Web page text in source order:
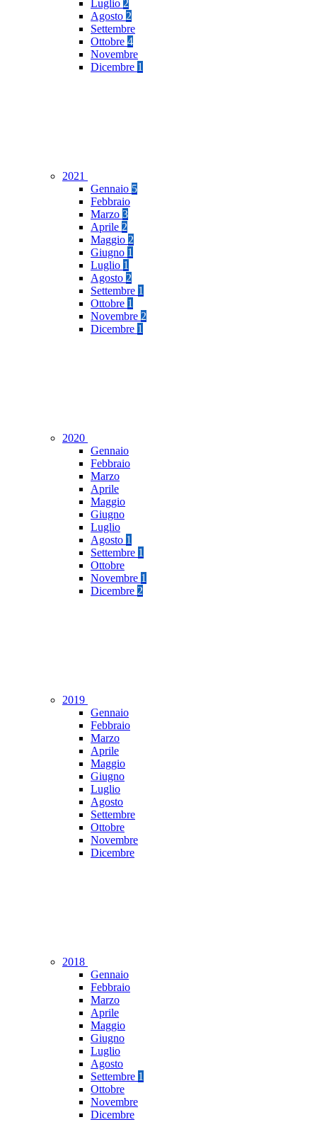
Luglio 2
Agosto 2
Settembre
Ottobre 4
Novembre
Dicembre 1
2021
Gennaio 5
Febbraio
Marzo 3
Aprile 2
Maggio 2
Giugno 1
Luglio 1
Agosto 2
Settembre 1
Ottobre 1
Novembre 2
Dicembre 1
2020
Gennaio
Febbraio
Marzo
Aprile
Maggio
Giugno
Luglio
Agosto 1
Settembre 1
Ottobre
Novembre 1
Dicembre 2
2019
Gennaio
Febbraio
Marzo
Aprile
Maggio
Giugno
Luglio
Agosto
Settembre
Ottobre
Novembre
Dicembre
2018
Gennaio
Febbraio
Marzo
Aprile
Maggio
Giugno
Luglio
Agosto
Settembre 1
Ottobre
Novembre
Dicembre